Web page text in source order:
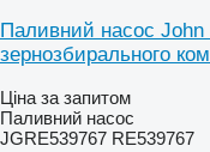
Паливний насос
зернозбирального
Ціна за запитом
Паливний насос
JGRE539767 RE539767